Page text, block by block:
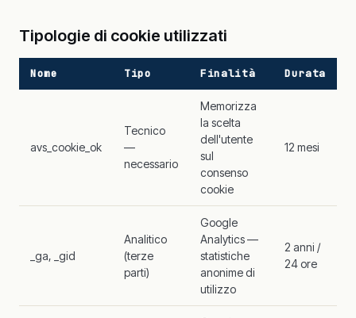
Tipologie di cookie utilizzati
Nome Tipo Finalità Durata
avs_cookie_ok
Tecnico
—
necessario
Memorizza
la scelta
dell'utente
sul
consenso
cookie
12 mesi
_ga, _gid
Analitico
(terze
parti)
Google
Analytics —
statistiche
anonime di
utilizzo
2 anni /
24 ore